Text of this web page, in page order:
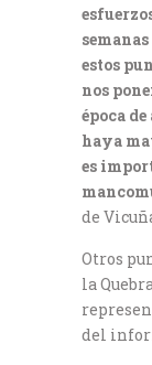
estos
nos
época
haya
es
de
Otros
la
del